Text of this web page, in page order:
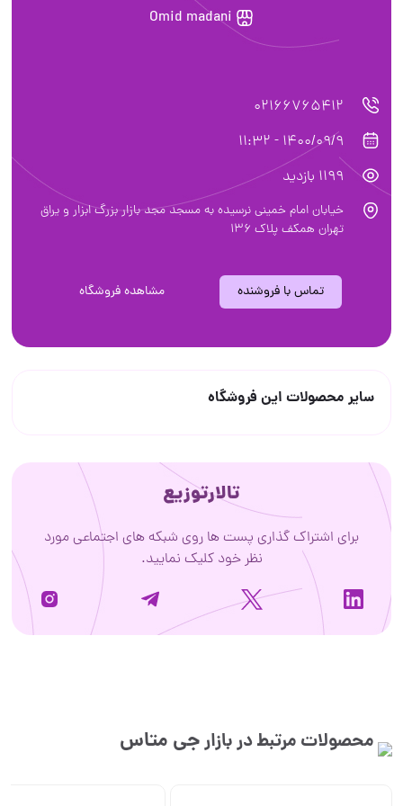
Omid madani
02166765412
1400/09/9 - 11:32
1199 بازدید
خیابان امام خمینی نرسیده به مسجد مجد بازار بزرگ ابزار و یراق
تهران همکف پلاک ۱۳۶
تماس با فروشنده مشاهده فروشگاه
سایر محصولات این فروشگاه
تالارتوزیع
برای اشتراک گذاری پست ها روی شبکه های اجتماعی مورد
نظر خود کلیک نمایید.
محصولات مرتبط در بازارجی متاس